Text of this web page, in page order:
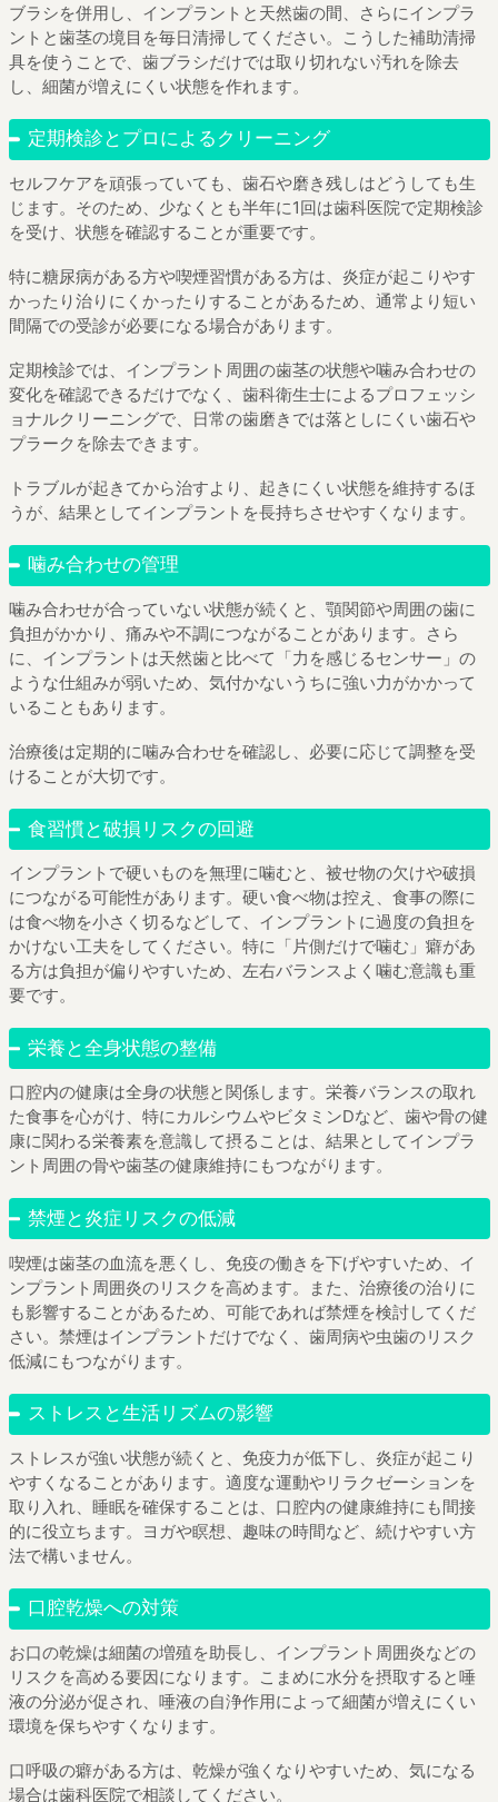
ブラシを併用し、インプラントと天然歯の間、さらにインプラ
ントと歯茎の境目を毎日清掃してください。こうした補助清掃
具を使うことで、歯ブラシだけでは取り切れない汚れを除去
し、細菌が増えにくい状態を作れます。
定期検診とプロによるクリーニング
セルフケアを頑張っていても、歯石や磨き残しはどうしても生
じます。そのため、少なくとも半年に1回は歯科医院で定期検診
を受け、状態を確認することが重要です。
特に糖尿病がある方や喫煙習慣がある方は、炎症が起こりやす
かったり治りにくかったりすることがあるため、通常より短い
間隔での受診が必要になる場合があります。
定期検診では、インプラント周囲の歯茎の状態や噛み合わせの
変化を確認できるだけでなく、歯科衛生士によるプロフェッシ
ョナルクリーニングで、日常の歯磨きでは落としにくい歯石や
プラークを除去できます。
トラブルが起きてから治すより、起きにくい状態を維持するほ
うが、結果としてインプラントを長持ちさせやすくなります。
噛み合わせの管理
噛み合わせが合っていない状態が続くと、顎関節や周囲の歯に
負担がかかり、痛みや不調につながることがあります。さら
に、インプラントは天然歯と比べて「力を感じるセンサー」の
ような仕組みが弱いため、気付かないうちに強い力がかかって
いることもあります。
治療後は定期的に噛み合わせを確認し、必要に応じて調整を受
けることが大切です。
食習慣と破損リスクの回避
インプラントで硬いものを無理に噛むと、被せ物の欠けや破損
につながる可能性があります。硬い食べ物は控え、食事の際に
は食べ物を小さく切るなどして、インプラントに過度の負担を
かけない工夫をしてください。特に「片側だけで噛む」癖があ
る方は負担が偏りやすいため、左右バランスよく噛む意識も重
要です。
栄養と全身状態の整備
口腔内の健康は全身の状態と関係します。栄養バランスの取れ
た食事を心がけ、特にカルシウムやビタミンDなど、歯や骨の健
康に関わる栄養素を意識して摂ることは、結果としてインプラ
ント周囲の骨や歯茎の健康維持にもつながります。
禁煙と炎症リスクの低減
喫煙は歯茎の血流を悪くし、免疫の働きを下げやすいため、イ
ンプラント周囲炎のリスクを高めます。また、治療後の治りに
も影響することがあるため、可能であれば禁煙を検討してくだ
さい。禁煙はインプラントだけでなく、歯周病や虫歯のリスク
低減にもつながります。
ストレスと生活リズムの影響
ストレスが強い状態が続くと、免疫力が低下し、炎症が起こり
やすくなることがあります。適度な運動やリラクゼーションを
取り入れ、睡眠を確保することは、口腔内の健康維持にも間接
的に役立ちます。ヨガや瞑想、趣味の時間など、続けやすい方
法で構いません。
口腔乾燥への対策
お口の乾燥は細菌の増殖を助長し、インプラント周囲炎などの
リスクを高める要因になります。こまめに水分を摂取すると唾
液の分泌が促され、唾液の自浄作用によって細菌が増えにくい
環境を保ちやすくなります。
口呼吸の癖がある方は、乾燥が強くなりやすいため、気になる
場合は歯科医院で相談してください。